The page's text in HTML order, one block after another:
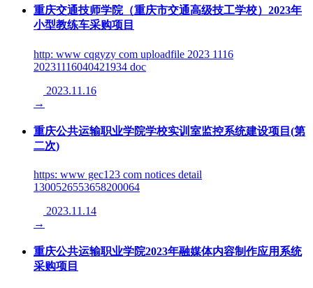
重庆交通技师学院（重庆市交通高级技工学校）2023年
小型教练车采购项目
http: www cqgyzy com uploadfile 2023 1116
20231116040421934 doc
2023.11.16
→
重庆公共运输职业学院学校实训室监控系统建设项目(第
二次)
https: www gec123 com notices detail
1300526553658200064
2023.11.14
→
重庆公共运输职业学院2023年融媒体内容制作应用系统
采购项目